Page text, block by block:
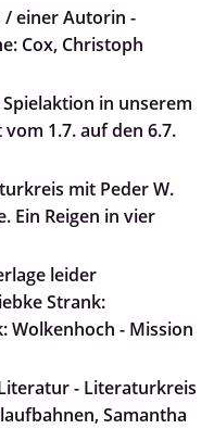
/ einer Autorin -
Cox, Christoph
in unserem
1.7. auf den 6.7.
mit Peder W.
Ein Reigen in vier
leider
Strank:
Wolkenhoch - Mission
- Literaturkreis
Samantha